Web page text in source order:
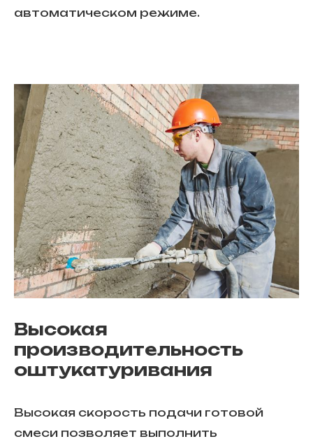
автоматическом режиме.
Высокая
производительность
оштукатуривания
Высокая скорость подачи готовой
смеси позволяет выполнить